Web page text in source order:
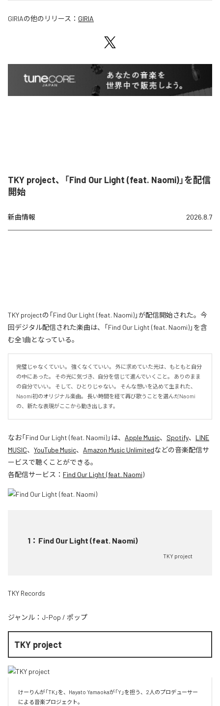
GIRIAの他のリリース： GIRIA
TKY project、「Find Our Light (feat. Naomi)」を配信
開始
新曲情報 2026.8.7
TKY projectの「Find Our Light (feat. Naomi)」が配信開始された。今
回デジタル配信された楽曲は、「Find Our Light (feat. Naomi)」を含
む全1曲となっている。
完璧じゃなくていい。 強くなくていい。 外に求めていた光は、もともと自分
の中にあった。 その光に気づき、自分を信じて進んでいくこと。 ありのまま
の自分でいい。 そして、ひとりじゃない。 そんな想いを込めて生まれた、
Naomi初のオリジナル楽曲。 長い時間を経て再び歌うことを選んだNaomi
の、新たな表現がここから動き出します。
なお「Find Our Light (feat. Naomi)」は、 Apple Music、 Spotify、 LINE
MUSIC、 YouTube Music、 Amazon Music Unlimitedなどの音楽配信サ
ービスで聴くことができる。
各配信サービス： Find Our Light (feat. Naomi)
1 ： Find Our Light (feat. Naomi)
TKY project
TKY Records
ジャンル： J-Pop / ポップ
TKY project
けーりんが「TK」を、Hayato Yamaokaが「Y」を担う、2人のプロデューサー
による音楽プロジェクト。